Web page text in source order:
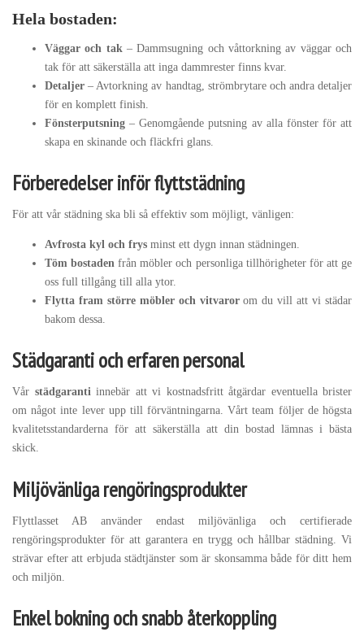
Hela bostaden:
Väggar och tak – Dammsugning och våttorkning av väggar och
tak för att säkerställa att inga dammrester finns kvar.
Detaljer – Avtorkning av handtag, strömbrytare och andra detaljer
för en komplett finish.
Fönsterputsning – Genomgående putsning av alla fönster för att
skapa en skinande och fläckfri glans.
Förberedelser inför flyttstädning
För att vår städning ska bli så effektiv som möjligt, vänligen:
Avfrosta kyl och frys minst ett dygn innan städningen.
Töm bostaden från möbler och personliga tillhörigheter för att ge
oss full tillgång till alla ytor.
Flytta fram större möbler och vitvarorom du vill att vi städar
bakom dessa.
Städgaranti och erfaren personal
Vår städgarantiinnebär att vi kostnadsfritt åtgärdar eventuella brister
om något inte lever upp till förväntningarna. Vårt team följer de högsta
kvalitetsstandarderna för att säkerställa att din bostad lämnas i bästa
skick.
Miljövänliga rengöringsprodukter
Flyttlasset AB använder endast miljövänliga och certifierade
rengöringsprodukter för att garantera en trygg och hållbar städning. Vi
strävar efter att erbjuda städtjänster som är skonsamma både för ditt hem
och miljön.
Enkel bokning och snabb återkoppling